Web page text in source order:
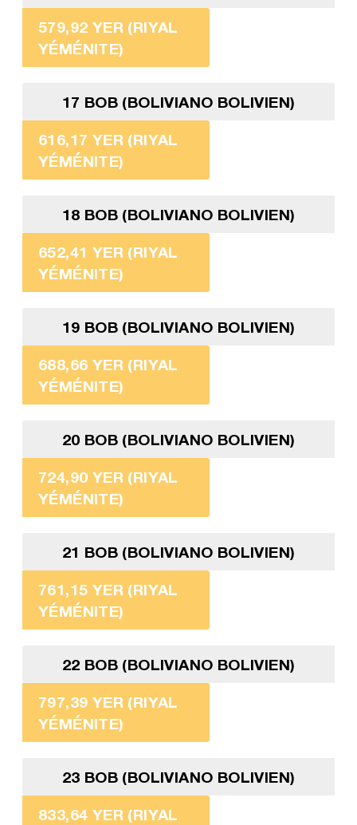
579,92 YER (RIYAL
YÉMÉNITE)
17 BOB (BOLIVIANO BOLIVIEN)
616,17 YER (RIYAL
YÉMÉNITE)
18 BOB (BOLIVIANO BOLIVIEN)
652,41 YER (RIYAL
YÉMÉNITE)
19 BOB (BOLIVIANO BOLIVIEN)
688,66 YER (RIYAL
YÉMÉNITE)
20 BOB (BOLIVIANO BOLIVIEN)
724,90 YER (RIYAL
YÉMÉNITE)
21 BOB (BOLIVIANO BOLIVIEN)
761,15 YER (RIYAL
YÉMÉNITE)
22 BOB (BOLIVIANO BOLIVIEN)
797,39 YER (RIYAL
YÉMÉNITE)
23 BOB (BOLIVIANO BOLIVIEN)
833,64 YER (RIYAL